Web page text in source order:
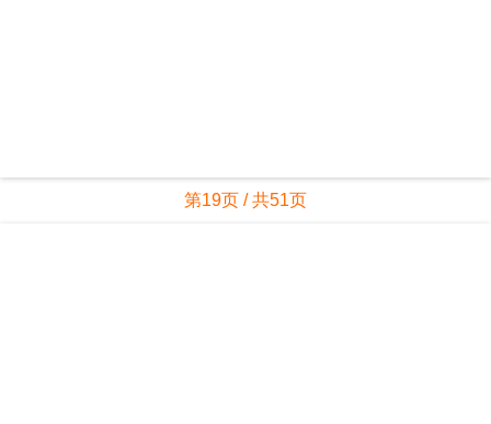
第19页 / 共51页